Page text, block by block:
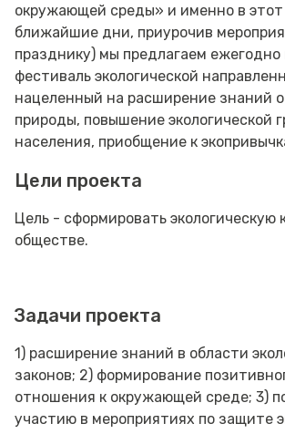
окружающей среды» и именно в
ближайшие дни, приурочив
празднику) мы предлагаем ежегодно
фестиваль экологической
нацеленный на расширение знаний
природы, повышение экологической
населения, приобщение к
Цели проекта
Цель - сформировать экологическую
обществе.
Задачи проекта
1) расширение знаний в области
законов; 2) формирование
отношения к окружающей среде; 3)
участию в мероприятиях по защите